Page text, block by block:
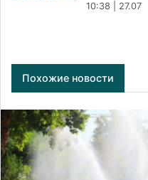
10:38 | 27.07
Похожие новости